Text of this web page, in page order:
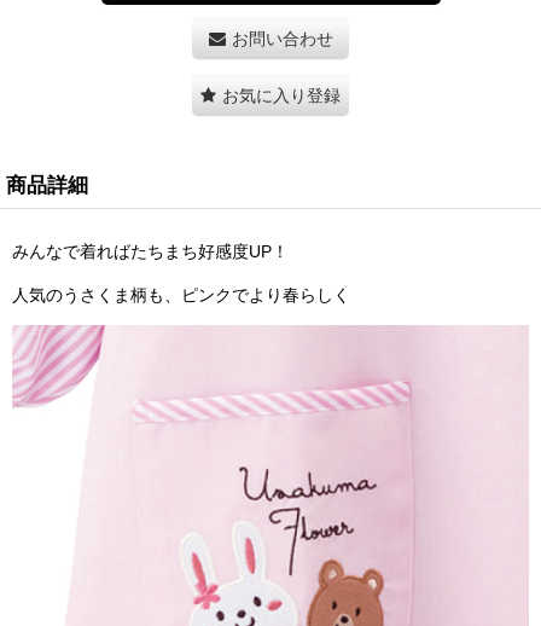
お問い合わせ
お気に入り登録
商品詳細
みんなで着ればたちまち好感度UP！
人気のうさくま柄も、ピンクでより春らしく